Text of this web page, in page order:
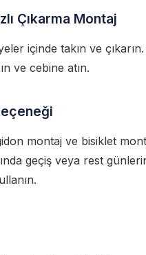
Çıkarma Montaj
içinde takın ve
ve cebine atın.
montaj ve bisiklet
geçiş veya rest